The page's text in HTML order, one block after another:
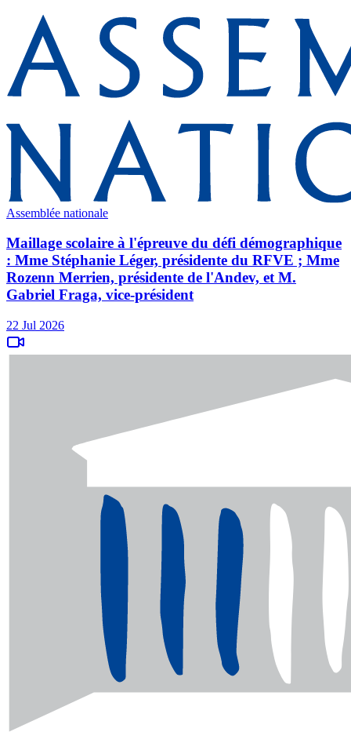
Assemblée nationale
Maillage scolaire à l'épreuve du défi démographique
: Mme Stéphanie Léger, présidente du RFVE ; Mme
Rozenn Merrien, présidente de l'Andev, et M.
Gabriel Fraga, vice-président
22 Jul 2026